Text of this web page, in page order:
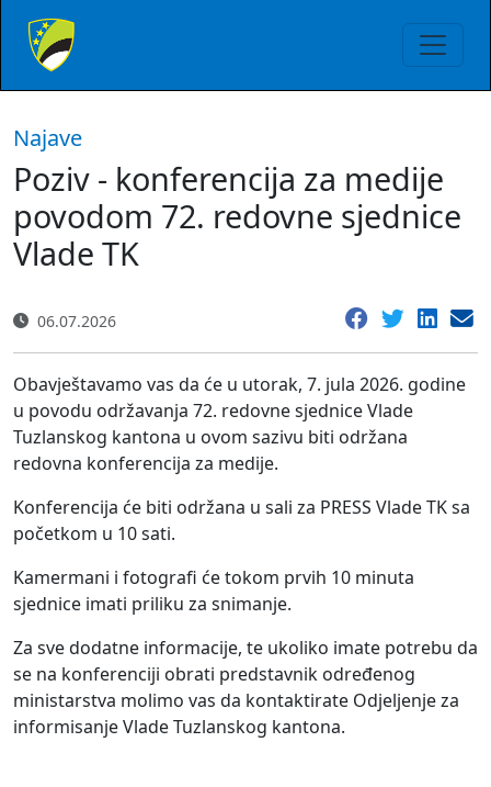
Najave
Poziv - konferencija za medije
povodom 72. redovne sjednice
Vlade TK
06.07.2026
Obavještavamo vas da će u utorak, 7. jula 2026. godine
u povodu održavanja 72. redovne sjednice Vlade
Tuzlanskog kantona u ovom sazivu biti održana
redovna konferencija za medije.
Konferencija će biti održana u sali za PRESS Vlade TK sa
početkom u 10 sati.
Kamermani i fotografi će tokom prvih 10 minuta
sjednice imati priliku za snimanje.
Za sve dodatne informacije, te ukoliko imate potrebu da
se na konferenciji obrati predstavnik određenog
ministarstva molimo vas da kontaktirate Odjeljenje za
informisanje Vlade Tuzlanskog kantona.